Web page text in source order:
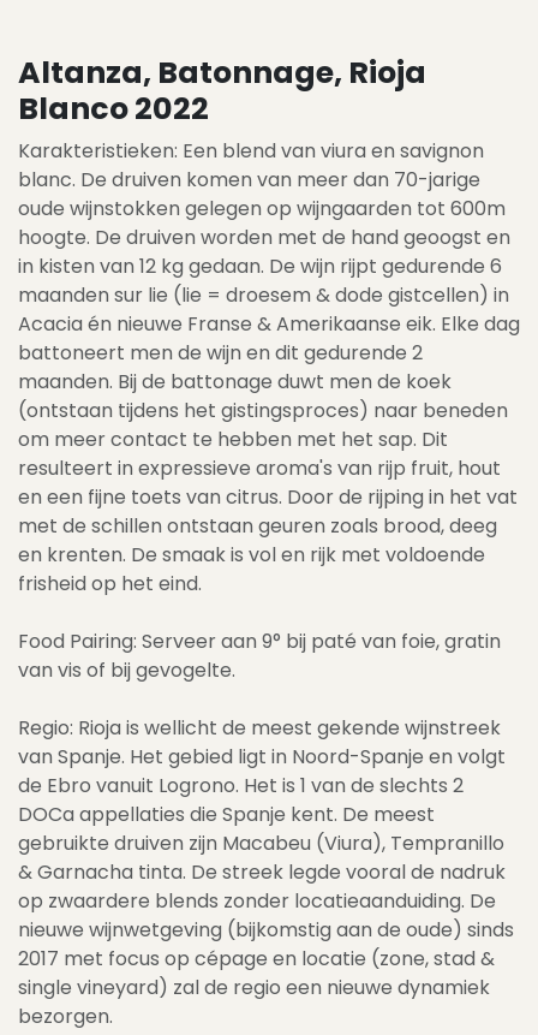
Altanza, Batonnage, Rioja
Blanco 2022
Karakteristieken: Een blend van viura en savignon
blanc. De druiven komen van meer dan 70-jarige
oude wijnstokken gelegen op wijngaarden tot 600m
hoogte. De druiven worden met de hand geoogst en
in kisten van 12 kg gedaan. De wijn rijpt gedurende 6
maanden sur lie (lie = droesem & dode gistcellen) in
Acacia én nieuwe Franse & Amerikaanse eik. Elke dag
battoneert men de wijn en dit gedurende 2
maanden. Bij de battonage duwt men de koek
(ontstaan tijdens het gistingsproces) naar beneden
om meer contact te hebben met het sap. Dit
resulteert in expressieve aroma's van rijp fruit, hout
en een fijne toets van citrus. Door de rijping in het vat
met de schillen ontstaan geuren zoals brood, deeg
en krenten. De smaak is vol en rijk met voldoende
frisheid op het eind.
Food Pairing: Serveer aan 9° bij paté van foie, gratin
van vis of bij gevogelte.
Regio: Rioja is wellicht de meest gekende wijnstreek
van Spanje. Het gebied ligt in Noord-Spanje en volgt
de Ebro vanuit Logrono. Het is 1 van de slechts 2
DOCa appellaties die Spanje kent. De meest
gebruikte druiven zijn Macabeu (Viura), Tempranillo
& Garnacha tinta. De streek legde vooral de nadruk
op zwaardere blends zonder locatieaanduiding. De
nieuwe wijnwetgeving (bijkomstig aan de oude) sinds
2017 met focus op cépage en locatie (zone, stad &
single vineyard) zal de regio een nieuwe dynamiek
bezorgen.